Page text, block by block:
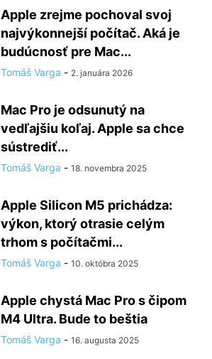
Apple zrejme pochoval svoj
najvýkonnejší počítač. Aká je
budúcnosť pre Mac...
Tomáš Varga - 2. januára 2026
Mac Pro je odsunutý na
vedľajšiu koľaj. Apple sa chce
sústrediť...
Tomáš Varga - 18. novembra 2025
Apple Silicon M5 prichádza:
výkon, ktorý otrasie celým
trhom s počítačmi...
Tomáš Varga - 10. októbra 2025
Apple chystá Mac Pro s čipom
M4 Ultra. Bude to beštia
Tomáš Varga - 16. augusta 2025